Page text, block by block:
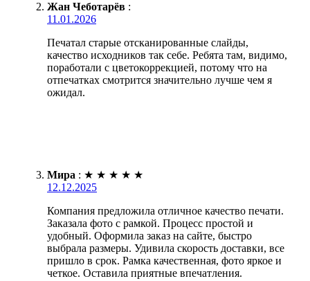
Жан Чеботарёв :
11.01.2026
Печатал старые отсканированные слайды,
качество исходников так себе. Ребята там, видимо,
поработали с цветокоррекцией, потому что на
отпечатках смотрится значительно лучше чем я
ожидал.
Мира : ★ ★ ★ ★ ★
12.12.2025
Компания предложила отличное качество печати.
Заказала фото с рамкой. Процесс простой и
удобный. Оформила заказ на сайте, быстро
выбрала размеры. Удивила скорость доставки, все
пришло в срок. Рамка качественная, фото яркое и
четкое. Оставила приятные впечатления.